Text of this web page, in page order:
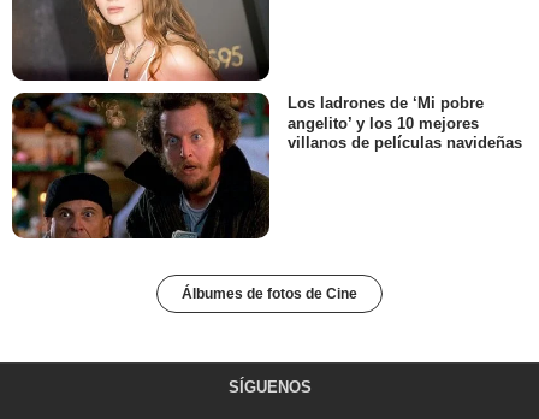
Los ladrones de ‘Mi pobre
angelito’ y los 10 mejores
villanos de películas navideñas
Álbumes de fotos de Cine
SÍGUENOS